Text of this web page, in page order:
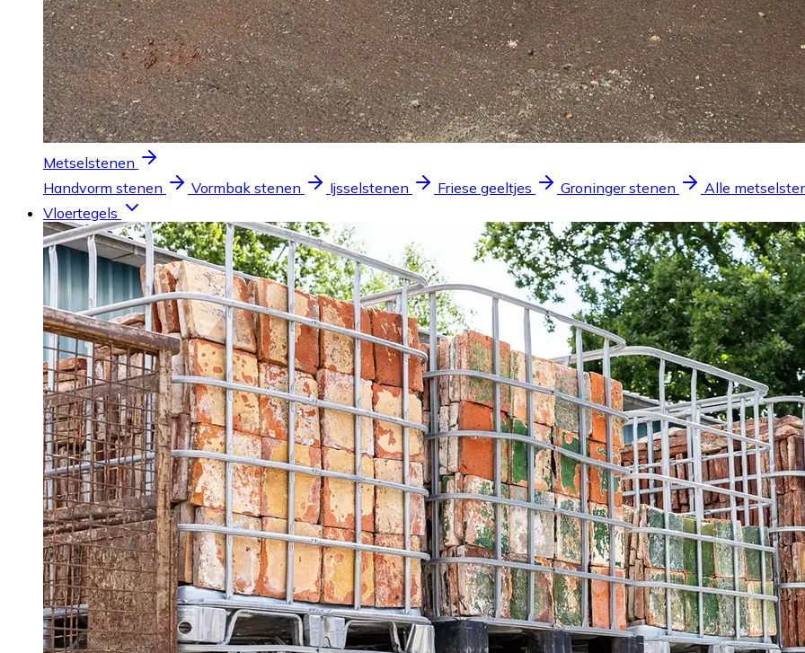
Metselstenen
Handvorm stenen
Vormbak stenen Ijsselstenen Friese geeltjes Groninger stenen
Alle
Vloertegels